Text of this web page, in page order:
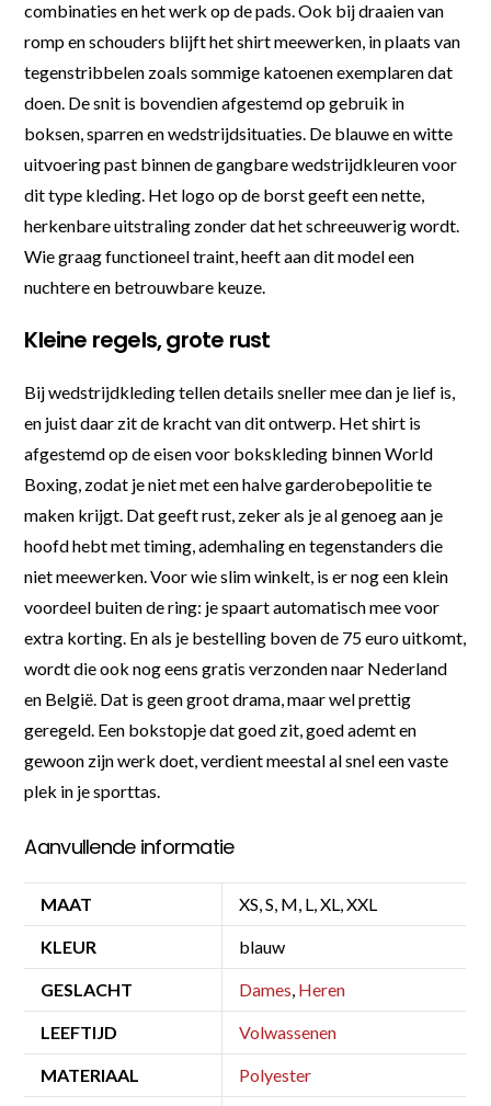
combinaties en het werk op de pads. Ook bij draaien van
romp en schouders blijft het shirt meewerken, in plaats van
tegenstribbelen zoals sommige katoenen exemplaren dat
doen. De snit is bovendien afgestemd op gebruik in
boksen, sparren en wedstrijdsituaties. De blauwe en witte
uitvoering past binnen de gangbare wedstrijdkleuren voor
dit type kleding. Het logo op de borst geeft een nette,
herkenbare uitstraling zonder dat het schreeuwerig wordt.
Wie graag functioneel traint, heeft aan dit model een
nuchtere en betrouwbare keuze.
Kleine regels, grote rust
Bij wedstrijdkleding tellen details sneller mee dan je lief is,
en juist daar zit de kracht van dit ontwerp. Het shirt is
afgestemd op de eisen voor bokskleding binnen World
Boxing, zodat je niet met een halve garderobepolitie te
maken krijgt. Dat geeft rust, zeker als je al genoeg aan je
hoofd hebt met timing, ademhaling en tegenstanders die
niet meewerken. Voor wie slim winkelt, is er nog een klein
voordeel buiten de ring: je spaart automatisch mee voor
extra korting. En als je bestelling boven de 75 euro uitkomt,
wordt die ook nog eens gratis verzonden naar Nederland
en België. Dat is geen groot drama, maar wel prettig
geregeld. Een bokstopje dat goed zit, goed ademt en
gewoon zijn werk doet, verdient meestal al snel een vaste
plek in je sporttas.
Aanvullende informatie
MAAT XS, S, M, L, XL, XXL
KLEUR blauw
GESLACHT Dames, Heren
LEEFTIJD Volwassenen
MATERIAAL Polyester